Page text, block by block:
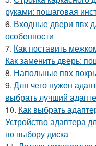
руками: пошаговая
6. Входные двери пвх
особенности
7. Как поставить
Как заменить дверь:
8. Напольные пвх
9. Для чего нужен
выбрать лучший
10. Как выбрать
Устройство адаптера
по выбору диска